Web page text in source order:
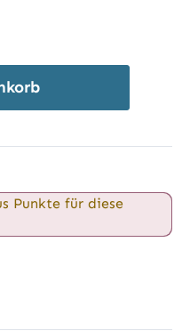
den
Punkte für diese